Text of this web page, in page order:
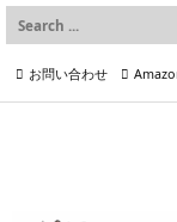
Warning: Trying to
content/themes/
お問い合わせ